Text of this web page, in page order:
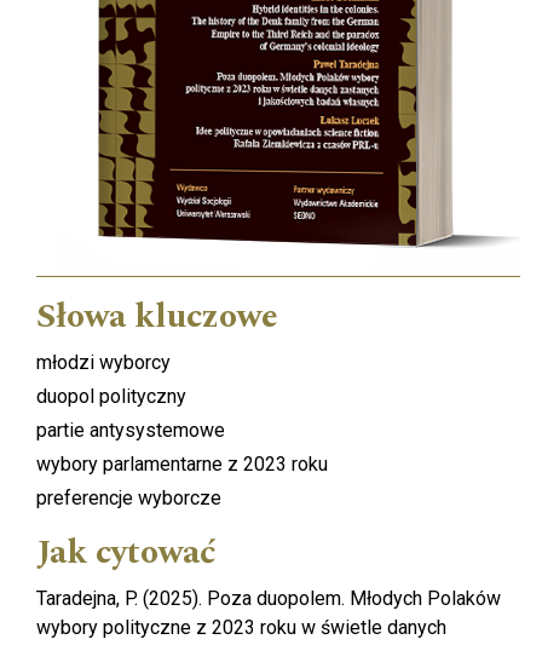
Słowa kluczowe
młodzi wyborcy
duopol polityczny
partie antysystemowe
wybory parlamentarne z 2023 roku
preferencje wyborcze
Jak cytować
Taradejna, P. (2025). Poza duopolem. Młodych Polaków
wybory polityczne z 2023 roku w świetle danych